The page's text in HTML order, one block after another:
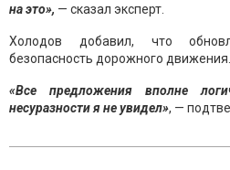
на это», — сказал эксперт.
Холодов добавил, что
безопасность дорожного движения.
«Все предложения вполне
несуразности я не увидел», —